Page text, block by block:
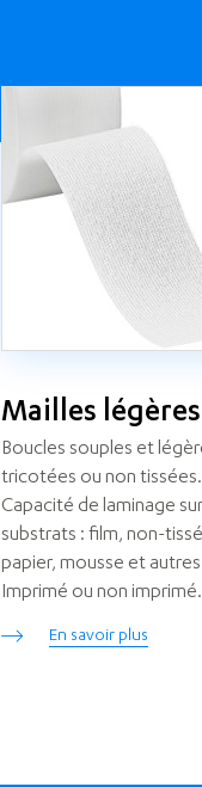
Mailles légères
Boucles souples et
tricotées ou non tissées.
Capacité de laminage
substrats : film, non-
papier, mousse et
Imprimé ou non imprimé.
En savoir plus